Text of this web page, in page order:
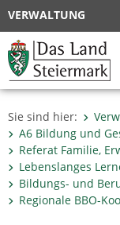
VERWALTUNG
Sie sind hier:
A6 Bildung und
Referat Familie,
Lebenslanges
Bildungs- und
Regionale BBO-